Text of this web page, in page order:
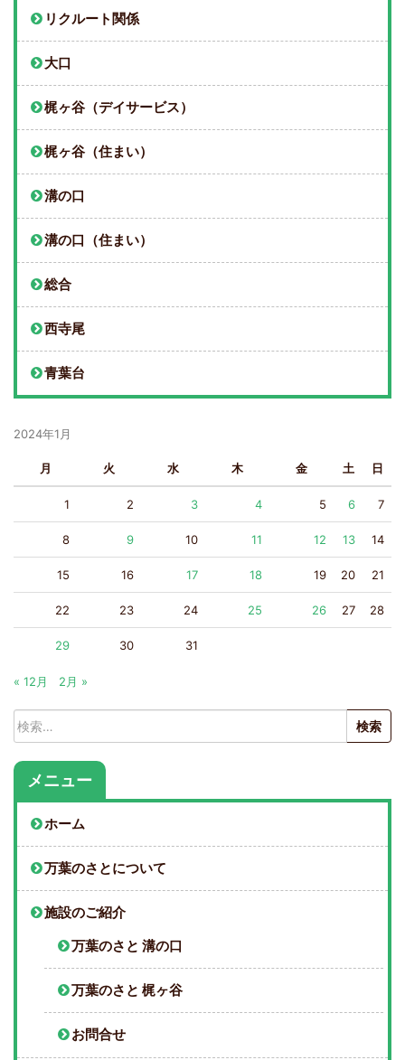
リクルート関係
大口
梶ヶ谷（デイサービス）
梶ヶ谷（住まい）
溝の口
溝の口（住まい）
総合
西寺尾
青葉台
2024年1月
月 火 水 木 金 土 日
1 2 3 4 5 6 7
8 9 10 11 12 13 14
15 16 17 18 19 20 21
22 23 24 25 26 27 28
29 30 31
« 12月 2月 »
検
索:
メニュー
ホーム
万葉のさとについて
施設のご紹介
万葉のさと 溝の口
万葉のさと 梶ヶ谷
お問合せ